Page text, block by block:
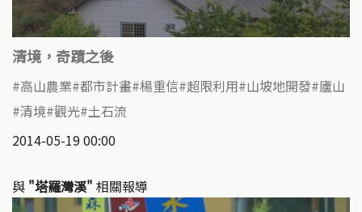
清境，奇蹟之後
高山農業 都市計畫 楊重信 超限利用 山坡地開發 廬山
清境 觀光 土石流
2014-05-19 00:00
與 "塔羅灣溪" 相關報導